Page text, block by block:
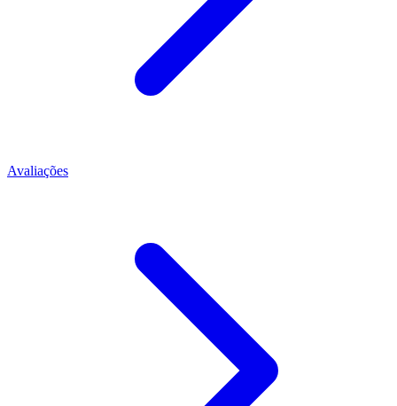
Avaliações